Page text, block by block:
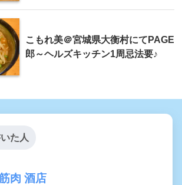
こもれ美＠宮城県大衡村にてPAGE
郎～ヘルズキッチン1周忌法要♪
た人
肉 酒店